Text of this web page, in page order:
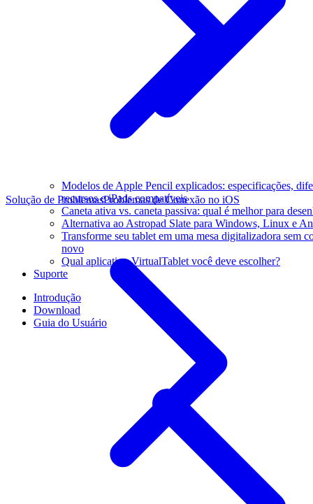
Modelos de Apple Pencil explicados: especificações,
recursos e iPads compatíveis
Caneta ativa vs. caneta passiva: qual é melhor para
Alternativa ao Astropad Slate para Windows, Linux e
Transforme seu tablet em uma mesa digitalizadora sem
novo
Qual aplicativo VirtualTablet você deve escolher?
Suporte
Introdução
Download
Guia do Usuário
Solução de ProblemasProblemas de Conexão no iOS